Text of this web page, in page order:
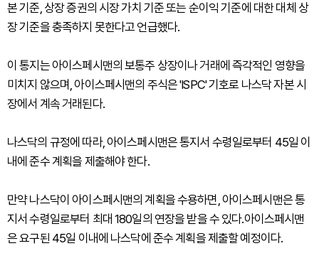
본 기준, 상장 증권의 시장 가치 기준 또는 순이익 기준에 대한 대체 상
장 기준을 충족하지 못한다고 언급했다.
이 통지는 아이스페시맨의 보통주 상장이나 거래에 즉각적인 영향을
미치지 않으며, 아이스페시맨의 주식은 'ISPC' 기호로 나스닥 자본 시
장에서 계속 거래된다.
나스닥의 규정에 따라, 아이스페시맨은 통지서 수령일로부터 45일 이
내에 준수 계획을 제출해야 한다.
만약 나스닥이 아이스페시맨의 계획을 수용하면, 아이스페시맨은 통
지서 수령일로부터 최대 180일의 연장을 받을 수 있다.아이스페시맨
은 요구된 45일 이내에 나스닥에 준수 계획을 제출할 예정이다.